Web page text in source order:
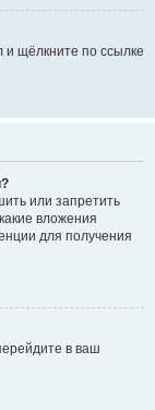
и щёлкните по ссылке
или запретить
вложения
для получения
в ваш